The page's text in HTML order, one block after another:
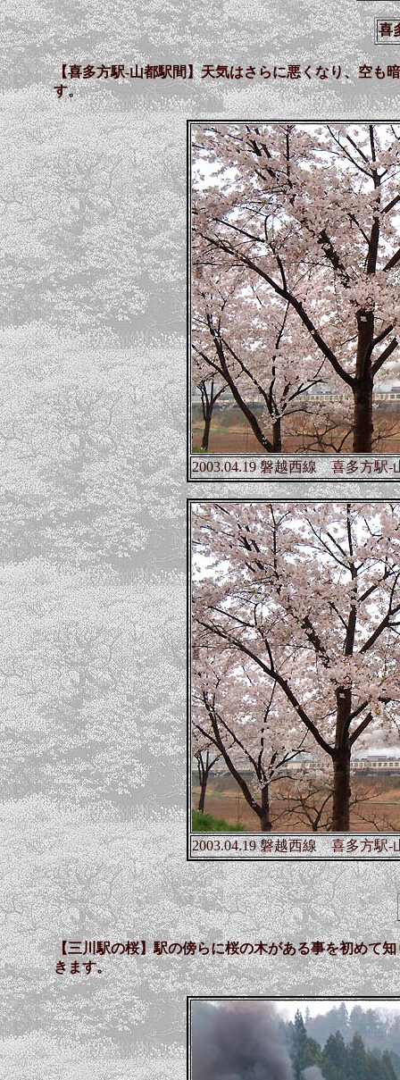
喜
【喜多方駅-山都駅間】天気はさらに悪くなり、空も
す。
2003.04.19 磐越西線 喜多方駅-
2003.04.19 磐越西線 喜多方駅-
【三川駅の桜】駅の傍らに桜の木がある事を初めて
きます。